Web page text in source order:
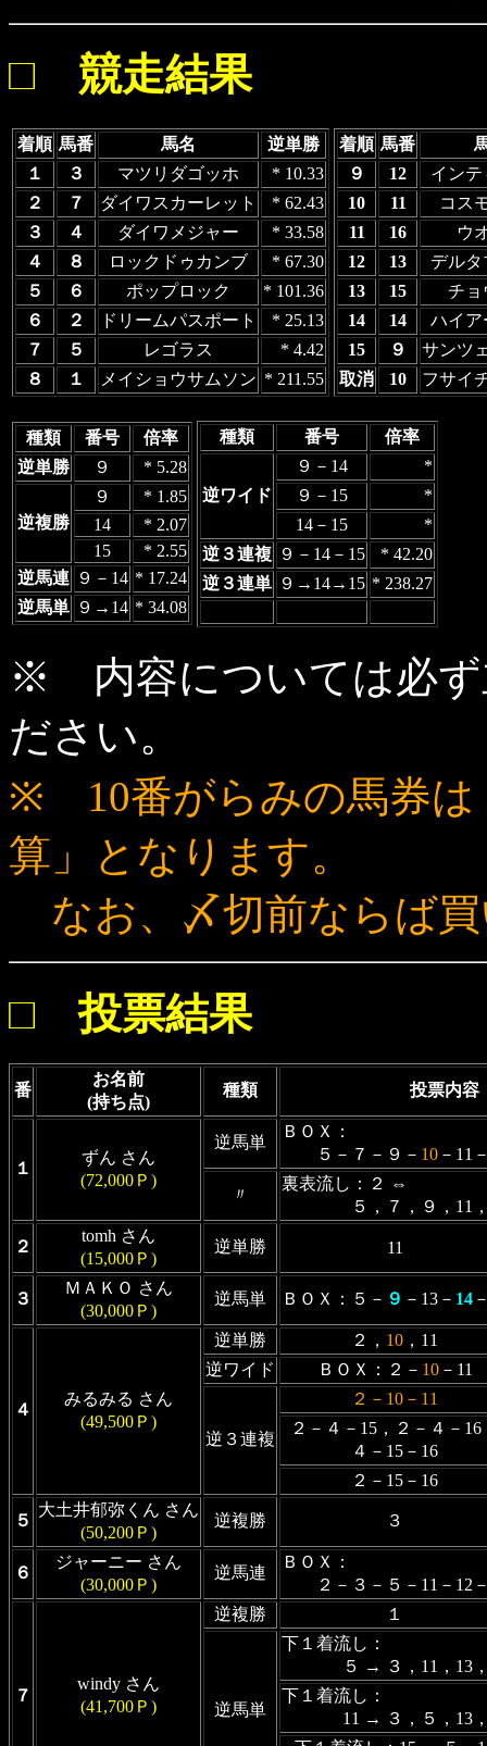
□ 競走結果
着順 馬番 馬名
逆単勝
１
３ マツリダゴッホ
* 10.33
２
７ ダイワスカーレット
* 62.43
３
４ ダイワメジャー
* 33.58
４
８ ロックドゥカンブ
* 67.30
５
６ ポップロック
* 101.36
６
２ ドリームパスポート
* 25.13
７
５ レゴラス
* 4.42
８
１ メイショウサムソン * 211.55
着順 馬番
９
12
イン
10
11
コス
11
16
ウ
12
13
デル
13
15
チョ
14
14
ハイア
15
９
サンツ
取消
10 フサイ
種類 番号
倍率
逆単勝
９ * 5.28
逆複勝
９
* 1.85
14
* 2.07
15
* 2.55
逆馬連 ９－14 * 17.24
逆馬単 ９→14 * 34.08
種類 番号 倍率
逆ワイド
９－14
*
９－15
*
14－15
*
逆３連複 ９－14－15
* 42.20
逆３連単 ９→14→15 * 238.27
※ 内容については必ず
ださい。
※ 10番がらみの馬券は
算」となります。
なお、〆切前ならば
□ 投票結果
番
お名前
(持ち点)
種類 投票内容
１
ずん さん
(72,000Ｐ)
逆馬単
ＢＯＸ：
５－７－９－ 10 －11
〃
裏表流し：２ ⇔
５，７，９，11
２
tomh さん
(15,000Ｐ)
逆単勝 11
３
ＭＡＫＯ さん
(30,000Ｐ)
逆馬単 ＢＯＸ：５－ ９ －13－ 14
４
みるみる さん
(49,500Ｐ)
逆単勝 ２， 10 ，11
逆ワイド
ＢＯＸ：２－ 10－11
逆３連複
２－10－11
２－４－15，２－４－16
４－15－16
２－15－16
５
大土井郁弥くん さん
(50,200Ｐ)
逆複勝 ３
６
ジャーニー さん
(30,000Ｐ)
逆馬連
ＢＯＸ：
２－３－５－11－12
７
windy さん
(41,700Ｐ)
逆複勝 １
逆馬単
下１着流し：
５ → ３，11，13
下１着流し：
11 → ３，５，13